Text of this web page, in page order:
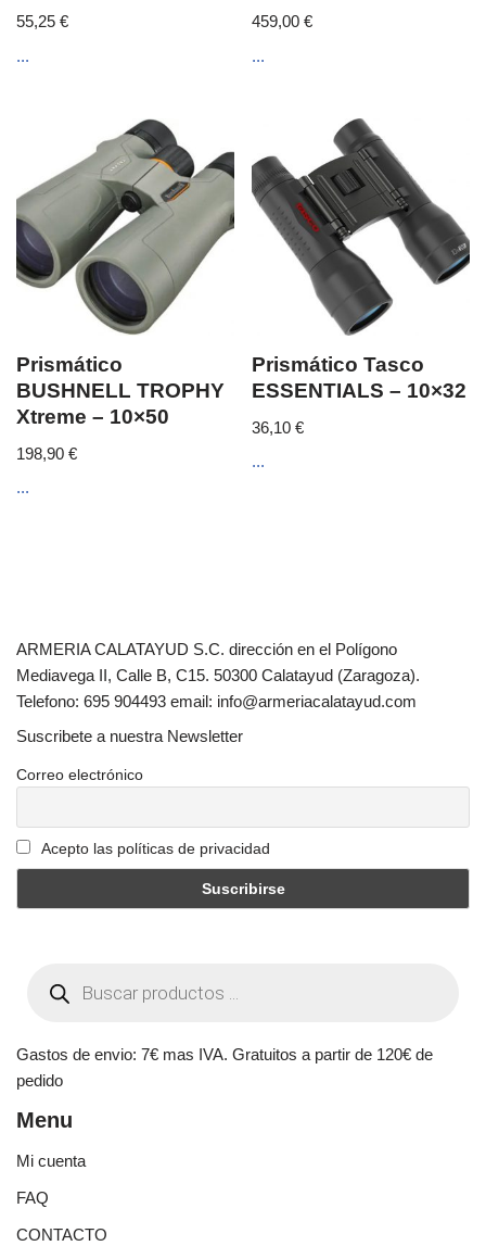
55,25 €
...
459,00€
...
Prismático
BUSHNELL TROPHY
Xtreme – 10×50
198,90 €
...
Prismático Tasco
ESSENTIALS – 10×32
36,10€
...
ARMERIA CALATAYUD S.C. dirección en el Polígono
Mediavega II, Calle B, C15. 50300 Calatayud (Zaragoza).
Telefono: 695 904493 email: info@armeriacalatayud.com
Suscribete a nuestra Newsletter
Correo electrónico
Acepto las políticas de privacidad
Gastos de envio: 7€ mas IVA. Gratuitos a partir de 120€ de
pedido
Menu
Mi cuenta
FAQ
CONTACTO